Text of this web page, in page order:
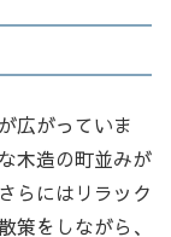
広がっていま
木造の町並みが
らにはリラック
策をしながら、